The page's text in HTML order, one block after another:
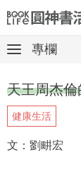
Netflix話
專欄
天王周杰倫
健康生活
文：劉畊宏